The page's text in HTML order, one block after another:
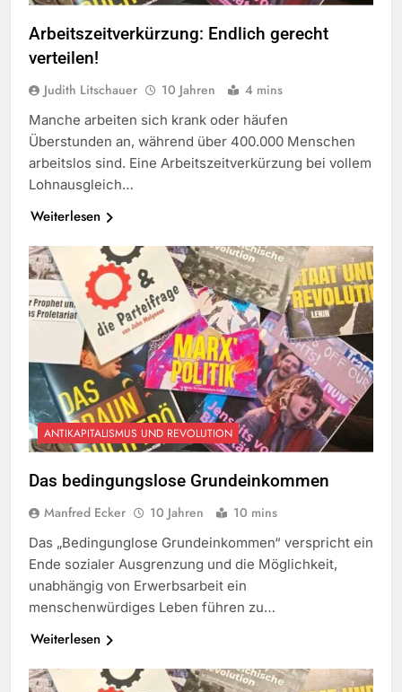
Arbeitszeitverkürzung: Endlich gerecht
verteilen!
Judith Litschauer 10 Jahren 4 mins
Manche arbeiten sich krank oder häufen
Überstunden an, während über 400.000 Menschen
arbeitslos sind. Eine Arbeitszeitverkürzung bei vollem
Lohnausgleich…
Weiterlesen
ANTIKAPITALISMUS UND REVOLUTION
Das bedingungslose Grundeinkommen
Manfred Ecker 10 Jahren 10 mins
Das „Bedingunglose Grundeinkommen“ verspricht ein
Ende sozialer Ausgrenzung und die Möglichkeit,
unabhängig von Erwerbsarbeit ein
menschenwürdiges Leben führen zu…
Weiterlesen